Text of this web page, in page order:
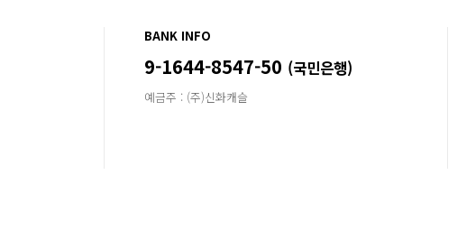
BANK INFO
9-1644-8547-50 (국민은행)
예금주 : (주)신화캐슬